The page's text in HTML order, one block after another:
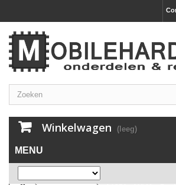
Winkelwagen (leeg)
MENU